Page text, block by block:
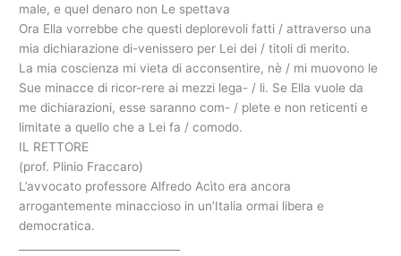
male, e quel denaro non Le spettava
Ora Ella vorrebbe che questi deplorevoli fatti / attraverso una
mia dichiarazione di-venissero per Lei dei / titoli di merito.
La mia coscienza mi vieta di acconsentire, nè / mi muovono le
Sue minacce di ricor-rere ai mezzi lega- / li. Se Ella vuole da
me dichiarazioni, esse saranno com- / plete e non reticenti e
limitate a quello che a Lei fa / comodo.
IL RETTORE
(prof. Plinio Fraccaro)
L’avvocato professore Alfredo Acìto era ancora
arrogantemente minaccioso in un’Italia ormai libera e
democratica.